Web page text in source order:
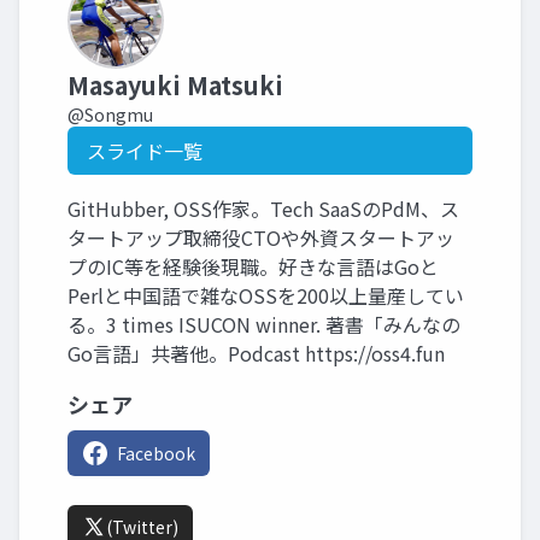
Masayuki Matsuki
@Songmu
スライド一覧
GitHubber, OSS作家。Tech SaaSのPdM、ス
タートアップ取締役CTOや外資スタートアッ
プのIC等を経験後現職。好きな言語はGoと
Perlと中国語で雑なOSSを200以上量産してい
る。3 times ISUCON winner. 著書「みんなの
Go言語」共著他。Podcast https://oss4.fun
シェア
Facebook
(Twitter)